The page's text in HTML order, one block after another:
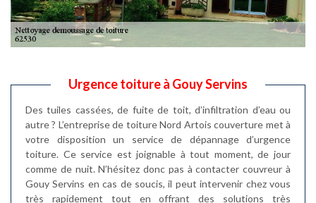
Urgence toiture à Gouy Servins
Des tuiles cassées, de fuite de toit, d’infiltration d’eau ou
autre ? L’entreprise de toiture Nord Artois couverture met à
votre disposition un service de dépannage d’urgence
toiture. Ce service est joignable à tout moment, de jour
comme de nuit. N’hésitez donc pas à contacter couvreur à
Gouy Servins en cas de soucis, il peut intervenir chez vous
très rapidement tout en offrant des solutions très